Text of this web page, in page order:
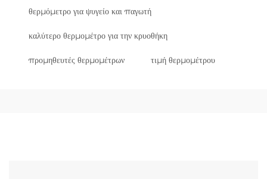
θερμόμετρο για ψυγείο και παγωτή
καλύτερο θερμομέτρο για την κρυοθήκη
προμηθευτές θερμομέτρων τιμή θερμομέτρου